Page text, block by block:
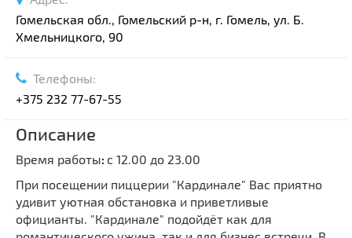
Гомельская обл., Гомельский р-н, г. Гомель, ул. Б.
Хмельницкого, 90
Телефоны:
+375 232 77-67-55
Описание
Время работы: с 12.00 до 23.00
При посещении пиццерии "Кардинале" Вас приятно
удивит уютная обстановка и приветливые
официанты. "Кардинале" подойдёт как для